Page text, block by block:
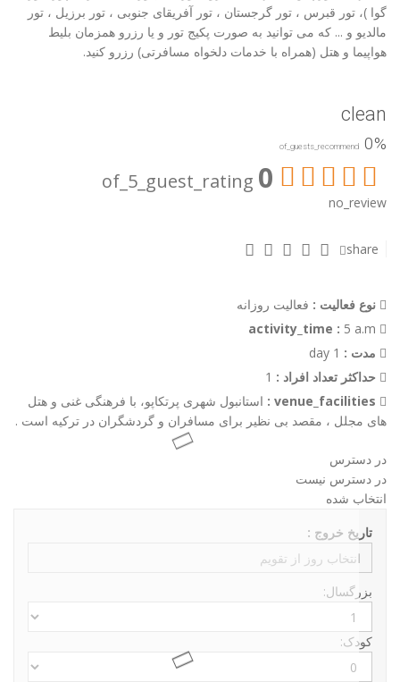
گوا )، تور قبرس ، تور گرجستان ، تور آفریقای جنوبی ، تور برزیل ، تور
مالدیو و ... که می توانید به صورت پکیج تور و یا رزرو همزمان بلیط
هواپیما و هتل (همراه با خدمات دلخواه مسافرتی) رزرو کنید.
clean
0%
of_guests_recommend
0
no_review
share
نوع فعالیت : فعالیت روزانه
5 a.m
مدت : 1 day
حداکثر تعداد افراد : 1
استانبول شهری پرتکاپو، با فرهنگی غنی و هتل
های مجلل ، مقصد بی نظیر برای مسافران و گردشگران در ترکیه است .
در دسترس
در دسترس نیست
انتخاب شده
تاریخ خروج :
بزرگسال:
کودک: